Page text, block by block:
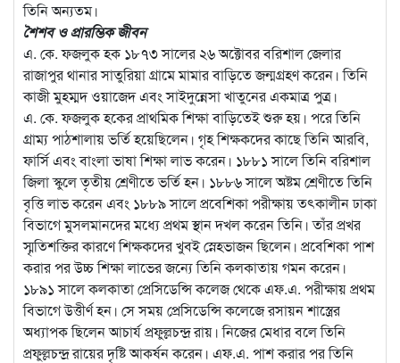
তিনি অন্যতম।
শৈশব ও প্রারম্ভিক জীবন
এ. কে. ফজলুক হক ১৮৭৩ সালের ২৬ অক্টোবর বরিশাল জেলার
রাজাপুর থানার সাতুরিয়া গ্রামে মামার বাড়িতে জন্মগ্রহণ করেন। তিনি
কাজী মুহম্মদ ওয়াজেদ এবং সাইদুন্নেসা খাতুনের একমাত্র পুত্র।
এ. কে. ফজলুক হকের প্রাথমিক শিক্ষা বাড়িতেই শুরু হয়। পরে তিনি
গ্রাম্য পাঠশালায় ভর্তি হয়েছিলেন। গৃহ শিক্ষকদের কাছে তিনি আরবি,
ফার্সি এবং বাংলা ভাষা শিক্ষা লাভ করেন। ১৮৮১ সালে তিনি বরিশাল
জিলা স্কুলে তৃতীয় শ্রেণীতে ভর্তি হন। ১৮৮৬ সালে অষ্টম শ্রেণীতে তিনি
বৃত্তি লাভ করেন এবং ১৮৮৯ সালে প্রবেশিকা পরীক্ষায় তৎকালীন ঢাকা
বিভাগে মুসলমানদের মধ্যে প্রথম স্থান দখল করেন তিনি। তাঁর প্রখর
স্মৃতিশক্তির কারণে শিক্ষকদের খুবই স্নেহভাজন ছিলেন। প্রবেশিকা পাশ
করার পর উচ্চ শিক্ষা লাভের জন্যে তিনি কলকাতায় গমন করেন।
১৮৯১ সালে কলকাতা প্রেসিডেন্সি কলেজ থেকে এফ.এ. পরীক্ষায় প্রথম
বিভাগে উত্তীর্ণ হন। সে সময় প্রেসিডেন্সি কলেজে রসায়ন শাস্ত্রের
অধ্যাপক ছিলেন আচার্য প্রফুল্লচন্দ্র রায়। নিজের মেধার বলে তিনি
প্রফুল্লচন্দ্র রায়ের দৃষ্টি আকর্ষন করেন। এফ.এ. পাশ করার পর তিনি